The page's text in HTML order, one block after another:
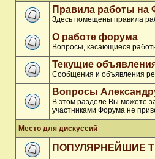
Правила работы на
Здесь помещены правила
О работе форума
Вопросы, касающиеся
Текущие
Сообщения и объявления
Вопросы
В этом разделе Вы можете
участниками Форума не
Место для дискуссий
ПОПУЛЯРНЕЙШИЕ